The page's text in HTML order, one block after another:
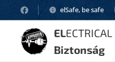
elSafe, be safe
ELECTRICAL
Biztonság